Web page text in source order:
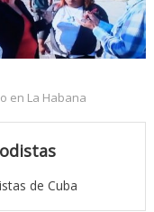
en La Habana
de Cuba